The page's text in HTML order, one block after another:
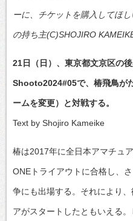
ーに、チケットを購入してほ
の持ち主(C)SHOJIRO
21日（日）、東京都文京区の
Shooto2024#05で、椿飛鳥が
ームを変更）と対戦する。
Text by Shojiro Kameike
椿は2017年に全日本アマチュ
ONEトライアウトに合格し、
争にも出場する。それにより
アがスタートしたともいえる